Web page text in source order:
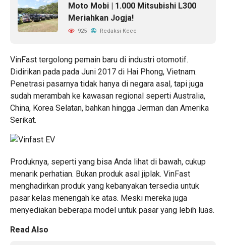
Moto Mobi | 1.000 Mitsubishi L300
Meriahkan Jogja!
925 Redaksi Kece
VinFast tergolong pemain baru di industri otomotif.
Didirikan pada pada Juni 2017 di Hai Phong, Vietnam.
Penetrasi pasarnya tidak hanya di negara asal, tapi juga
sudah merambah ke kawasan regional seperti Australia,
China, Korea Selatan, bahkan hingga Jerman dan Amerika
Serikat.
Produknya, seperti yang bisa Anda lihat di bawah, cukup
menarik perhatian. Bukan produk asal jiplak. VinFast
menghadirkan produk yang kebanyakan tersedia untuk
pasar kelas menengah ke atas. Meski mereka juga
menyediakan beberapa model untuk pasar yang lebih luas.
Read Also